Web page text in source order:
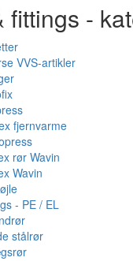
fittings -
VVS-artikler
fjernvarme
rør Wavin
Wavin
- PE / EL
stålrør